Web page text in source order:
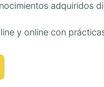
adquiridos
y online con